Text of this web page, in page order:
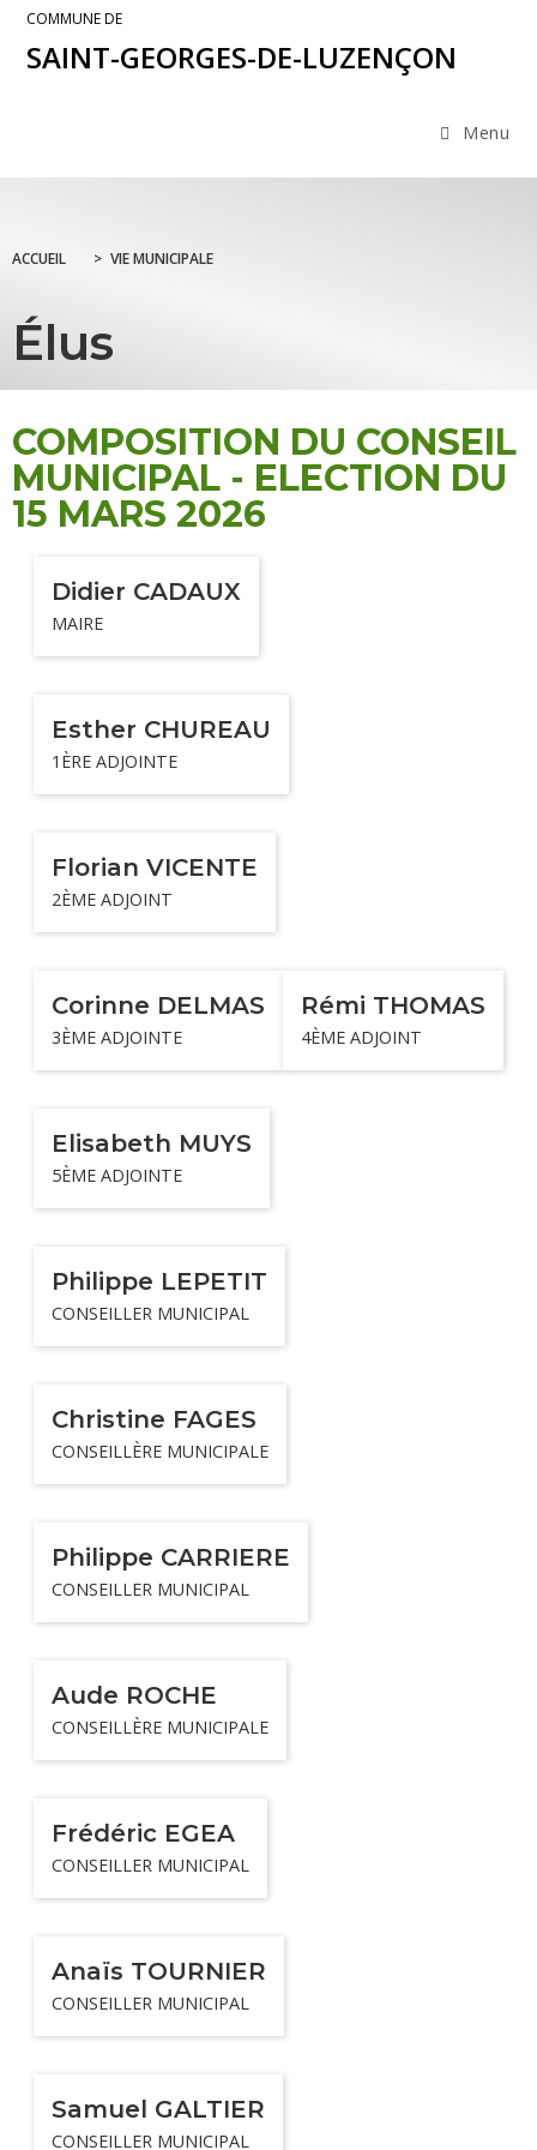
COMMUNE DE
SAINT-GEORGES-DE-LUZENÇON
Menu
ACCUEIL > VIE MUNICIPALE
Élus
COMPOSITION DU CONSEIL
MUNICIPAL - ELECTION DU
15 MARS 2026
Didier CADAUX
MAIRE
Esther CHUREAU
1ÈRE ADJOINTE
Florian VICENTE
2ÈME ADJOINT
Corinne DELMAS
3ÈME ADJOINTE
Rémi THOMAS
4ÈME ADJOINT
Elisabeth MUYS
5ÈME ADJOINTE
Philippe LEPETIT
CONSEILLER MUNICIPAL
Christine FAGES
CONSEILLÈRE MUNICIPALE
Philippe CARRIERE
CONSEILLER MUNICIPAL
Aude ROCHE
CONSEILLÈRE MUNICIPALE
Frédéric EGEA
CONSEILLER MUNICIPAL
Anaïs TOURNIER
CONSEILLER MUNICIPAL
Samuel GALTIER
CONSEILLER MUNICIPAL